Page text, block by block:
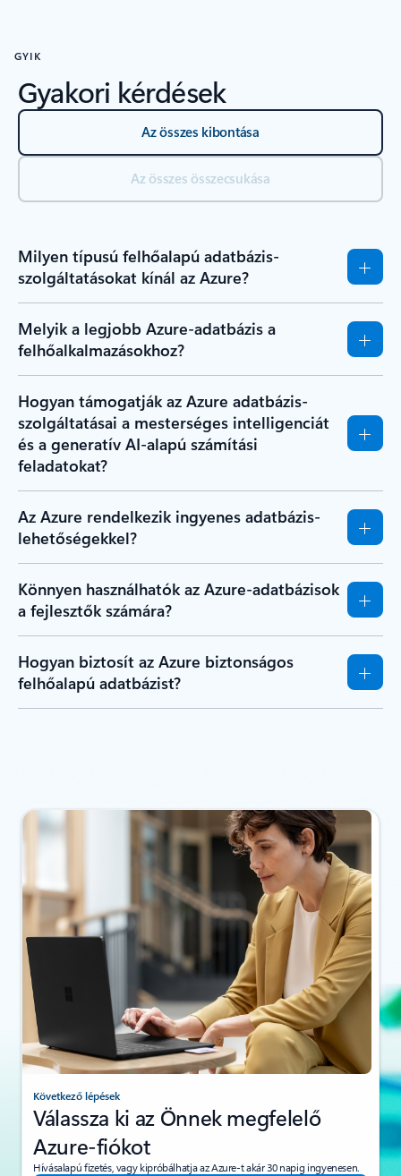
GYIK
Gyakori kérdések
Az összes kibontása
Az összes összecsukása
Milyen típusú felhőalapú adatbázis-
szolgáltatásokat kínál az Azure?
Melyik a legjobb Azure-adatbázis a
felhőalkalmazásokhoz?
Hogyan támogatják az Azure adatbázis-
szolgáltatásai a mesterséges intelligenciát
és a generatív AI-alapú számítási
feladatokat?
Az Azure rendelkezik ingyenes adatbázis-
lehetőségekkel?
Könnyen használhatók az Azure-adatbázisok
a fejlesztők számára?
Hogyan biztosít az Azure biztonságos
felhőalapú adatbázist?
Következő lépések
Válassza ki az Önnek megfelelő
Azure-fiókot
Hívásalapú fizetés, vagy kipróbálhatja az Azure-t akár 30 napig ingyenesen.